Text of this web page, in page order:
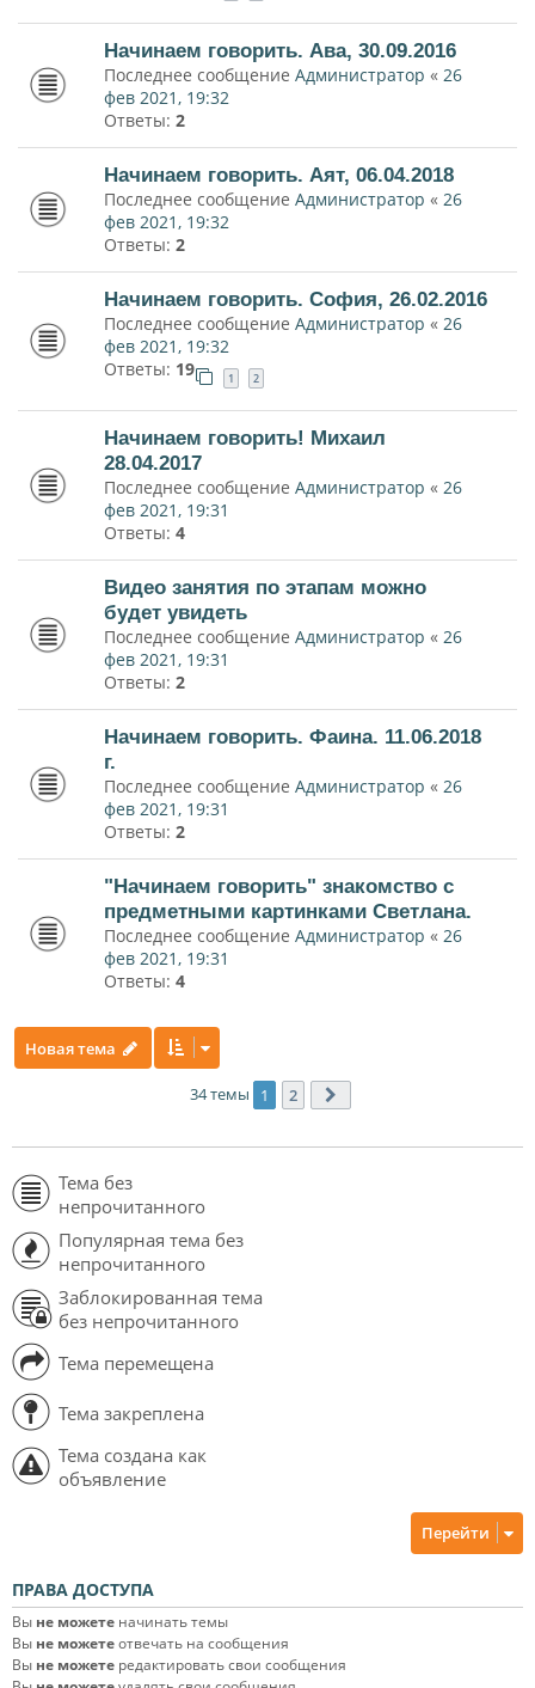
Начинаем говорить. Ава, 30.09.2016
Последнее сообщение Администратор « 26
фев 2021, 19:32
Ответы: 2
Начинаем говорить. Аят, 06.04.2018
Последнее сообщение Администратор « 26
фев 2021, 19:32
Ответы: 2
Начинаем говорить. София, 26.02.2016
Последнее сообщение Администратор « 26
фев 2021, 19:32
Ответы: 19 1 2
Начинаем говорить! Михаил
28.04.2017
Последнее сообщение Администратор « 26
фев 2021, 19:31
Ответы: 4
Видео занятия по этапам можно
будет увидеть
Последнее сообщение Администратор « 26
фев 2021, 19:31
Ответы: 2
Начинаем говорить. Фаина. 11.06.2018
г.
Последнее сообщение Администратор « 26
фев 2021, 19:31
Ответы: 2
"Начинаем говорить" знакомство с
предметными картинками Светлана.
Последнее сообщение Администратор « 26
фев 2021, 19:31
Ответы: 4
Новая тема
34 темы 1 2
Тема без
непрочитанного
Популярная тема без
непрочитанного
Заблокированная тема
без непрочитанного
Тема перемещена
Тема закреплена
Тема создана как
объявление
Перейти
ПРАВА ДОСТУПА
Вы не можете начинать темы
Вы не можетеотвечать на сообщения
Вы не можете редактировать свои сообщения